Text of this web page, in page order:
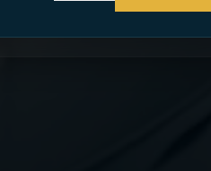
Plus de